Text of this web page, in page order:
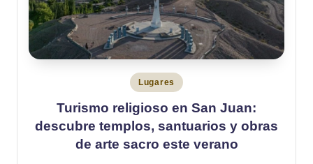
Publicado
en
Lugares
Turismo religioso en San Juan:
descubre templos, santuarios y obras
de arte sacro este verano